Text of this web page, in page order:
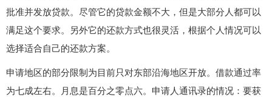
批准并发放贷款。尽管它的贷款金额不大，但是大部分人都可以
满足这个要求。另外它的还款方式也很灵活，根据个人情况可以
选择适合自己的还款方案。
申请地区的部分限制为目前只对东部沿海地区开放。借款通过率
为七成左右。月息是百分之零点六。申请人通讯录的情况：要获